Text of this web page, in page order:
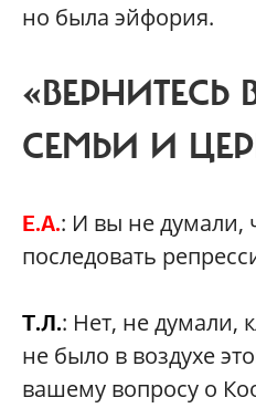
но была эйфория.
«ВЕРНИТЕСЬ
СЕМЬИ И
Е.А.: И вы не думали,
последовать
Т.Л.: Нет, не думали,
не было в воздухе
вашему вопросу о